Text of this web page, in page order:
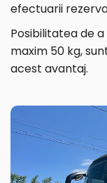
efectuarii
Posibilitatea de
maxim 50 kg,
acest avantaj.